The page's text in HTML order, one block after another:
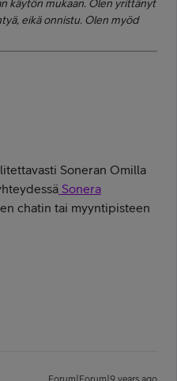
käytön mukaan. Olen yrittänyt
eikä onnistu. Olen myöd
Soneran Omilla
Sonera
chatin tai myyntipisteen